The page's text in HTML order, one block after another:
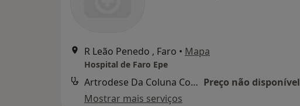
R Leão Penedo , Faro • Mapa
Hospital de Faro Epe
Artrodese Da Coluna Com Instrumentacao Por Via Anterior Preço não disponível
Mostrar mais serviços